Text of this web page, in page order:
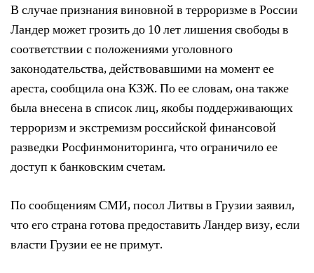
В случае признания виновной в терроризме в России
Ландер может грозить до 10 лет лишения свободы в
соответствии с положениями уголовного
законодательства, действовавшими на момент ее
ареста, сообщила она КЗЖ. По ее словам, она также
была внесена в список лиц, якобы поддерживающих
терроризм и экстремизм российской финансовой
разведки Росфинмониторинга, что ограничило ее
доступ к банковским счетам.
По сообщениям СМИ, посол Литвы в Грузии заявил,
что его страна готова предоставить Ландер визу, если
власти Грузии ее не примут.